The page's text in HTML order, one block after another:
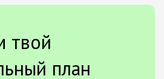
твой
план